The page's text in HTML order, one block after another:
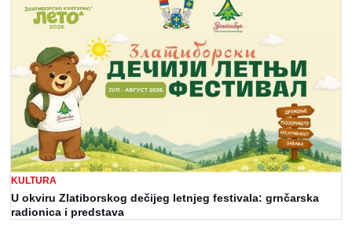
KULTURA
U okviru Zlatiborskog dečijeg letnjeg festivala: grnčarska
radionica i predstava